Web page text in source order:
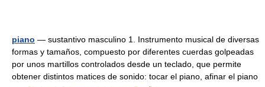
piano — sustantivo masculino 1. Instrumento musical de diversas
formas y tamaños, compuesto por diferentes cuerdas golpeadas
por unos martillos controlados desde un teclado, que permite
obtener distintos matices de sonido: tocar el piano, afinar el piano